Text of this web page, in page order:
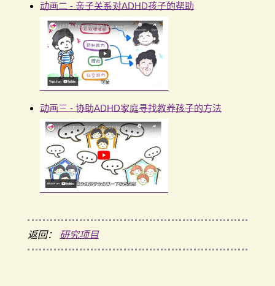
动画二 - 亲子关系对ADHD孩子的帮助
动画三 - 协助ADHD家庭寻找教养孩子的方法
返回： 研究项目